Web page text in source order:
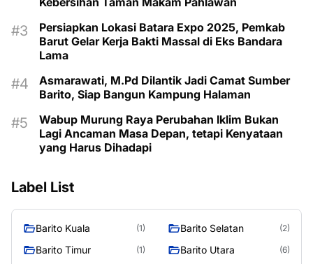
Persiapkan Lokasi Batara Expo 2025, Pemkab
Barut Gelar Kerja Bakti Massal di Eks Bandara
Lama
Asmarawati, M.Pd Dilantik Jadi Camat Sumber
Barito, Siap Bangun Kampung Halaman
Wabup Murung Raya Perubahan Iklim Bukan
Lagi Ancaman Masa Depan, tetapi Kenyataan
yang Harus Dihadapi
Label List
Barito Kuala (1) Barito Selatan (2)
Barito Timur (1) Barito Utara (6)